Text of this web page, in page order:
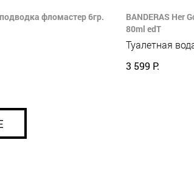
фломастер 6гр.
BANDERAS Her
80ml edT
Туалетная
3 599 Р.